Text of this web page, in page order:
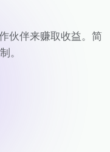
伙伴来赚取收益。简
。